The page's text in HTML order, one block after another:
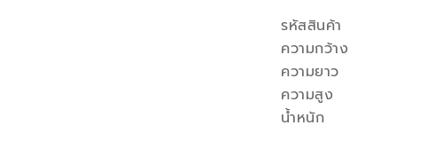
คุณสมบัติ
ความสูง
รหัสสินค้า
น้ำหนัก
ความกว้าง
ความยาว